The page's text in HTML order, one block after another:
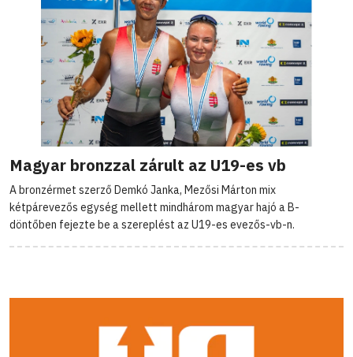
Magyar bronzzal zárult az U19-es vb
A bronzérmet szerző Demkó Janka, Mezősi Márton mix
kétpárevezős egység mellett mindhárom magyar hajó a B-
döntőben fejezte be a szereplést az U19-es evezős-vb-n.